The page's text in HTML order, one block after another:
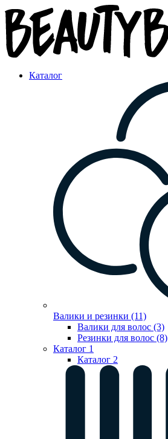
Каталог
Валики и резинки (11)
Валики для волос (3)
Резинки для волос (8)
Каталог 1
Каталог 2